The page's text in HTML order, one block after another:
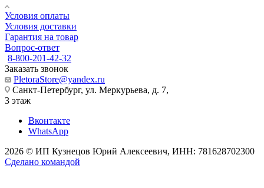
Условия оплаты
Условия доставки
Гарантия на товар
Вопрос-ответ
8-800-201-42-32
Заказать звонок
PletoraStore@yandex.ru
Санкт-Петербург, ул. Меркурьева, д. 7,
3 этаж
Вконтакте
WhatsApp
2026 © ИП Кузнецов Юрий Алексеевич, ИНН: 781628702300
Сделано командой